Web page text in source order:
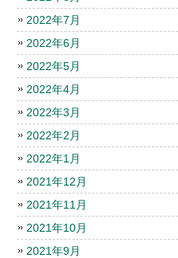
2022年7月
2022年6月
2022年5月
2022年4月
2022年3月
2022年2月
2022年1月
2021年12月
2021年11月
2021年10月
2021年9月